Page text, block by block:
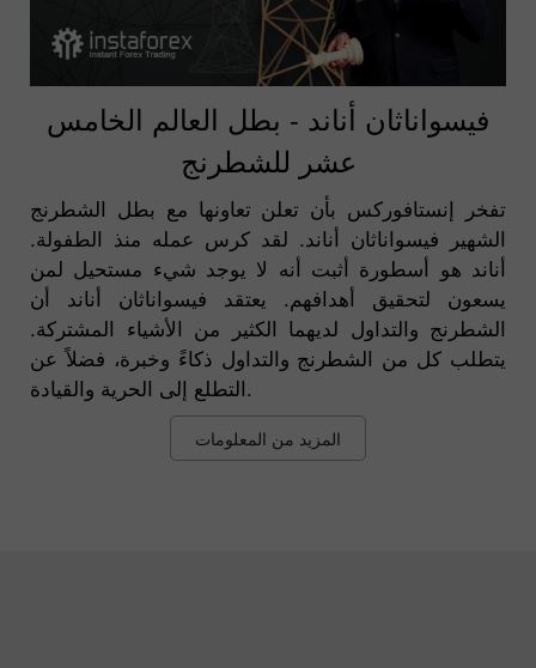
فيسواناثان أناند - بطل العالم الخامس
عشر للشطرنج
تفخر إنستافوركس بأن تعلن تعاونها مع بطل الشطرنج
الشهير فيسواناثان أناند. لقد كرس عمله منذ الطفولة.
أناند هو أسطورة أثبت أنه لا يوجد شيء مستحيل لمن
يسعون لتحقيق أهدافهم. يعتقد فيسواناثان أناند أن
الشطرنج والتداول لديهما الكثير من الأشياء المشتركة.
يتطلب كل من الشطرنج والتداول ذكاءً وخبرة، فضلاً عن
التطلع إلى الحرية والقيادة.
المزيد من المعلومات